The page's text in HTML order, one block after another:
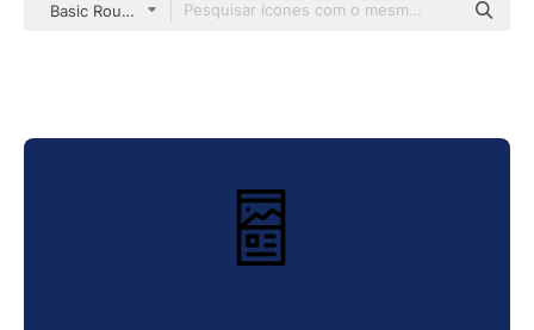
Basic Rounded Lineal